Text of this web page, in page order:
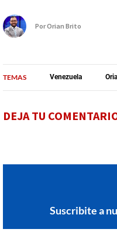
PorOrian Brito
TEMAS Venezuela
DEJA TU
Suscribite a